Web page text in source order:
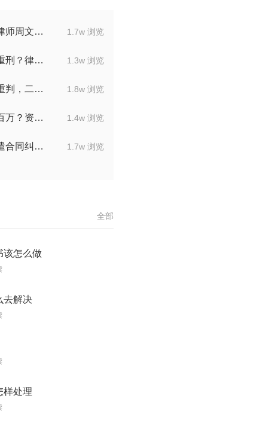
2.1w 浏览
：擅办刑案及合同纠纷
1.3w 浏览
律师推荐榜单，立足本地实务经验
2.1w 浏览
看这起商品房预售合同纠纷判决
1.6w 浏览
何成功争取83万及65万赔偿！
2.0w 浏览
工资咋追讨？这俩案例给你答案
全部
该怎么做
去解决
样处理